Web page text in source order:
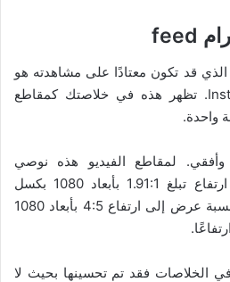
feed
الذي قد تكون معتادًا على مشاهدته هو
مقاطع فيديو Instagram feed. تظهر هذه في خلاصتك كمقاطع
لمقاطع الفيديو هذه نوصي
باستخدام نسبة عرض إلى ارتفاع تبلغ 1.91:1 بأبعاد 1080 بكسل
عرضًا × 608 بكسل طولًا ونسبة عرض إلى ارتفاع 4:5 بأبعاد 1080
ملاحظة: بينما تظهر Reels في الخلاصات فقد تم تحسينها بحيث لا